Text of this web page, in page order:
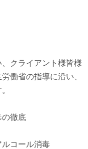
クライアント様皆様
働省の指導に沿い、
の徹底
ルコール消毒